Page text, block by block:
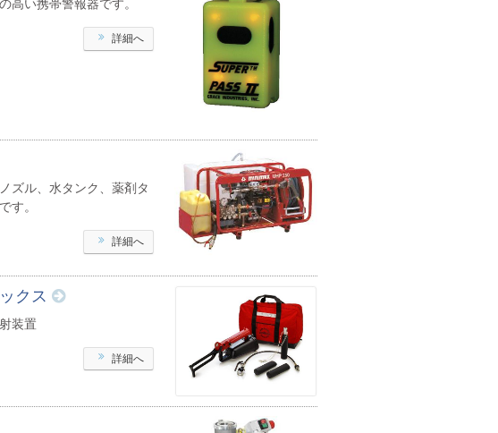
高い携帯警報器です。
詳細へ
ズル、水タンク、薬剤タ
す。
詳細へ
クス
装置
詳細へ